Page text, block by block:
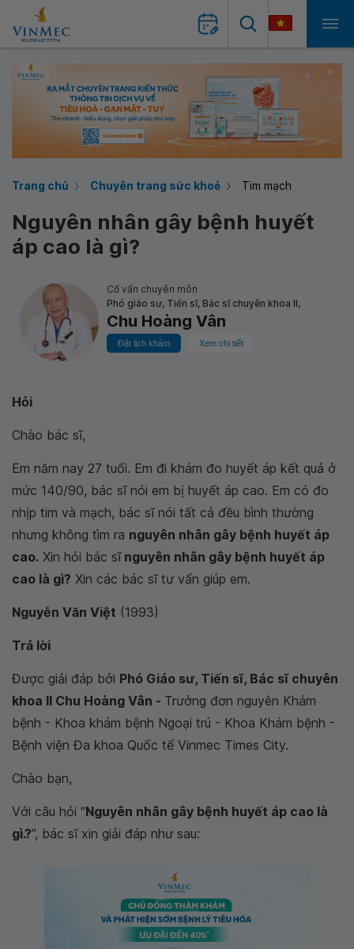
Trang chủ Chuyên trang sức khoẻ Tim mạch
Nguyên nhân gây bệnh huyết
áp cao là gì?
Cố vấn chuyên môn
Phó giáo sư, Tiến sĩ, Bác sĩ chuyên khoa II,
Chu Hoàng Vân
Đặt lịch khám Xem chi tiết
Hỏi
Chào bác sĩ,
Em năm nay 27 tuổi. Em đi khám đo huyết áp kết quả ở
mức 140/90, bác sĩ nói em bị huyết áp cao. Em có đo
nhịp tim và mạch, bác sĩ nói tất cả đều bình thường
nhưng không tìm ra nguyên nhân gây bệnh huyết áp
cao. Xin hỏi bác sĩnguyên nhân gây bệnh huyết áp
cao là gì? Xin các bác sĩ tư vấn giúp em.
Nguyễn Văn Việt (1993)
Trả lời
Được giải đáp bởi Phó Giáo sư, Tiến sĩ, Bác sĩ chuyên
khoa II Chu Hoàng Vân - Trưởng đơn nguyên Khám
bệnh - Khoa khám bệnh Ngoại trú - Khoa Khám bệnh -
Bệnh viện Đa khoa Quốc tế Vinmec Times City.
Chào bạn,
Với câu hỏi “Nguyên nhân gây bệnh huyết áp cao là
gì.?”, bác sĩ xin giải đáp như sau: